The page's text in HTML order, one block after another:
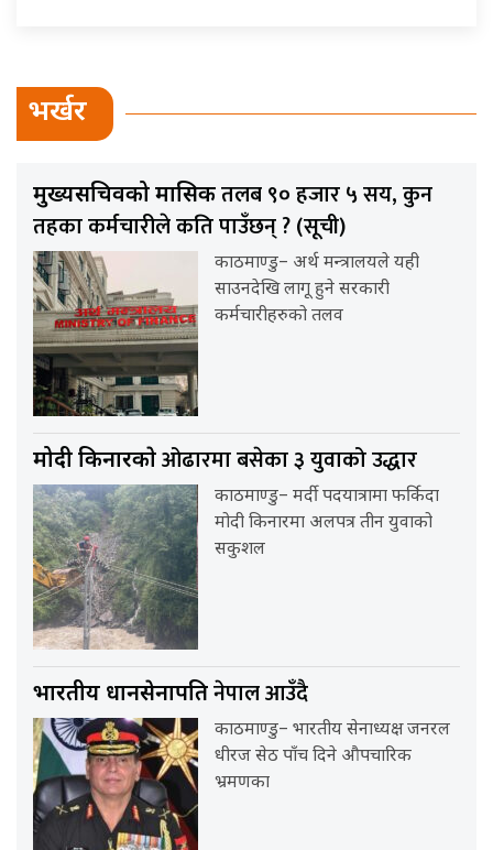
भर्खर
मुख्यसचिवको मासिकतलब ९० हजार ५ सय, कुन
तहका कर्मचारीले कति पाउँछन् ? (सूची)
काठमाण्डु– अर्थ मन्त्रालयले यही
साउनदेखि लागू हुने सरकारी
कर्मचारीहरुको तलव
मोदी किनारकाेओढारमा बसेका ३ युवाको उद्धार
काठमाण्डु– मर्दी पदयात्रामा फर्किदा
मोदी किनारमा अलपत्र तीन युवाको
सकुशल
भारतीय प्रधानसेनापतिनेपाल आउँदै
काठमाण्डु– भारतीय सेनाध्यक्ष जनरल
धीरज सेठ पाँच दिने औपचारिक
भ्रमणका